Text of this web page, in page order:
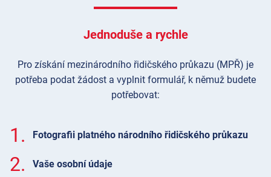
Jednoduše a rychle
Pro získání mezinárodního řidičského průkazu (MPŘ) je
potřeba podat žádost a vyplnit formulář, k němuž budete
potřebovat:
1. Fotografii platného národního řidičského průkazu
2. Vaše osobní údaje